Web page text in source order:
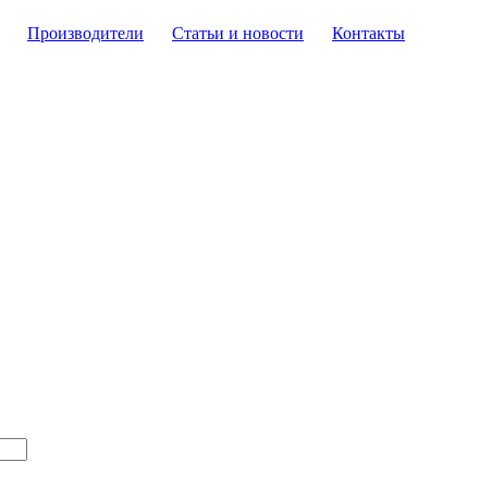
Производители Статьи и новости
Контакты